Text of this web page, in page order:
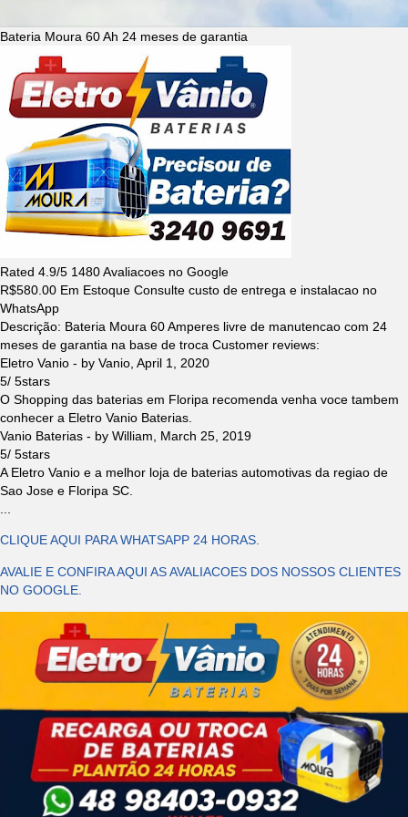
Bateria Moura 60 Ah 24 meses de garantia
Rated 4.9/5 1480Avaliacoes no Google
R$580.00 Em Estoque Consulte custo de entrega e instalacao no
WhatsApp
Descrição: Bateria Moura 60 Amperes livre de manutencao com 24
meses de garantia na base de troca Customer reviews:
Eletro Vanio - by Vanio April 1, 2020
5/ 5stars
O Shopping das baterias em Floripa recomenda venha voce tambem
conhecer a Eletro Vanio Baterias.
Vanio Baterias - by William
March 25, 2019
5/ 5stars
A Eletro Vanio e a melhor loja de baterias automotivas da regiao de
Sao Jose e Floripa SC.
CLIQUE AQUI PARA WHATSAPP 24 HORAS.
AVALIE E CONFIRA AQUI AS AVALIACOES DOS NOSSOS CLIENTES
NO GOOGLE.